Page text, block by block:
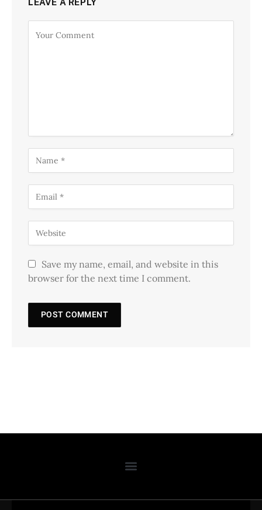
Save my name, email, and website in this
browser for the next time I comment.